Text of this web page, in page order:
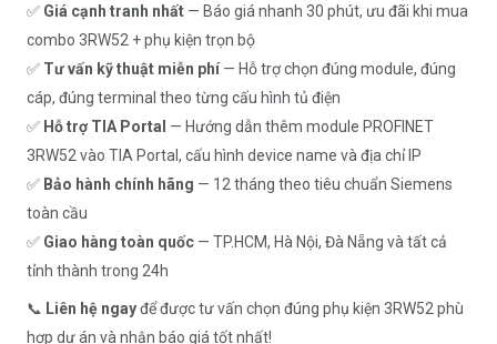
✅ Giá cạnh tranh nhất — Báo giá nhanh 30 phút, ưu đãi khi mua
combo 3RW52 + phụ kiện trọn bộ
✅ Tư vấn kỹ thuật miễn phí — Hỗ trợ chọn đúng module, đúng
cáp, đúng terminal theo từng cấu hình tủ điện
✅ Hỗ trợ TIA Portal — Hướng dẫn thêm module PROFINET
3RW52 vào TIA Portal, cấu hình device name và địa chỉ IP
✅ Bảo hành chính hãng — 12 tháng theo tiêu chuẩn Siemens
toàn cầu
✅ Giao hàng toàn quốc — TP.HCM, Hà Nội, Đà Nẵng và tất cả
tỉnh thành trong 24h
📞 Liên hệ ngayđể được tư vấn chọn đúng phụ kiện 3RW52 phù
hợp dự án và nhận báo giá tốt nhất!